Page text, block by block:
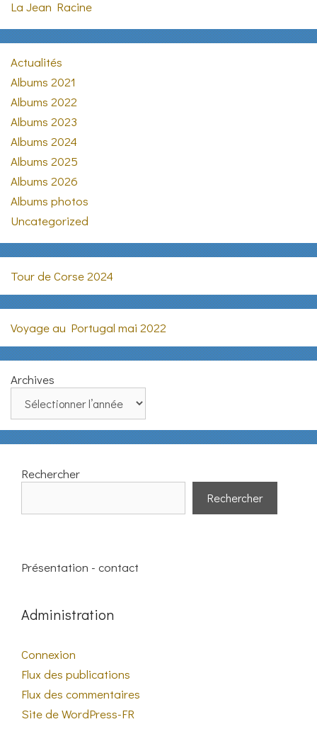
La Jean Racine
Actualités
Albums 2021
Albums 2022
Albums 2023
Albums 2024
Albums 2025
Albums 2026
Albums photos
Uncategorized
Tour de Corse 2024
Voyage au Portugal mai 2022
Archives
Rechercher
Rechercher
Présentation - contact
Administration
Connexion
Flux des publications
Flux des commentaires
Site de WordPress-FR